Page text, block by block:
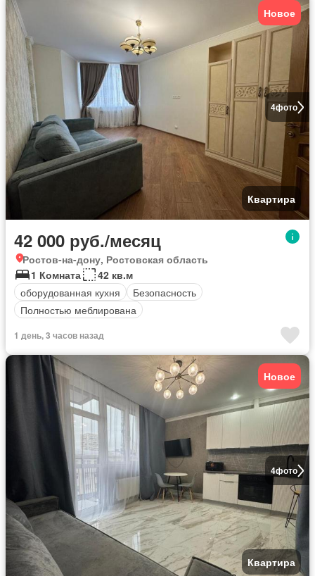
4фото
Новое
Квартира
42 000 руб./месяц
Ростов-на-дону, Ростовская область
1 Комната
42 кв.м
оборудованная кухня
Безопасность
Полностью меблирована
1 день, 3 часов назад
4фото
Новое
Квартира